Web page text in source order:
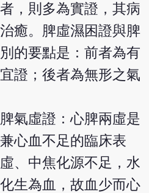
，則多為實證，其病
癒。脾虛濕困證與脾
的要點是：前者為有
證；後者為無形之氣
氣虛證：心脾兩虛是
心血不足的臨床表
、中焦化源不足，水
生為血，故血少而心